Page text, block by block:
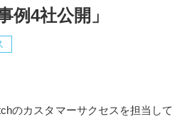
例4社公開」
のカスタマーサクセスを担当して